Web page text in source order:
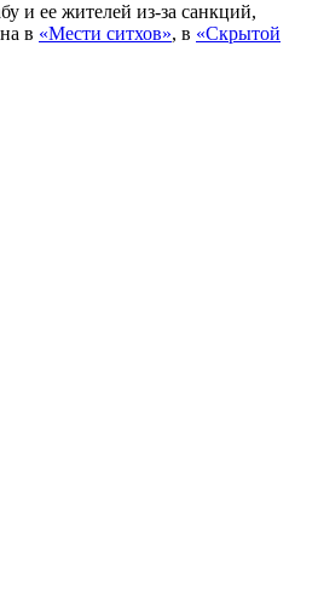
и ее жителей из-за санкций,
в «Мести ситхов», в «Скрытой